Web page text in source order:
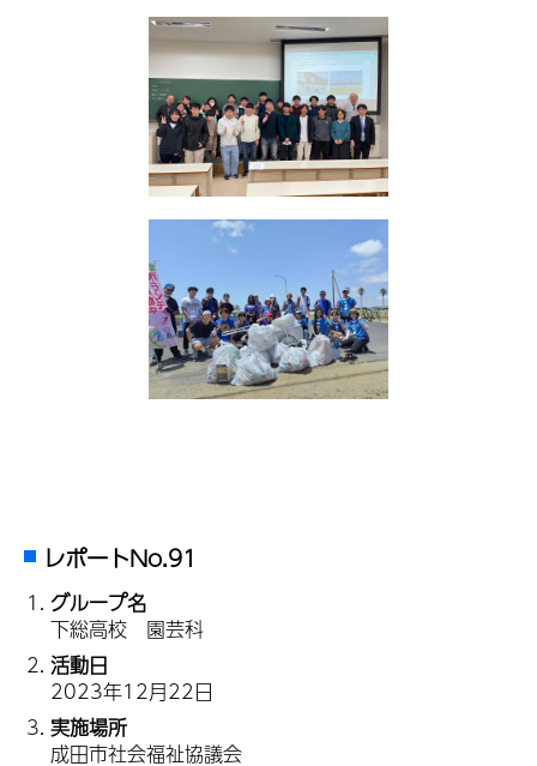
レポートNo.91
グループ名
下総高校 園芸科
活動日
2023年12月22日
実施場所
成田市社会福祉協議会